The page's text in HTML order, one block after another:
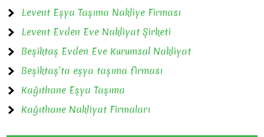
Levent Eşya Taşıma Nakliye Firması
Levent Evden Eve Nakliyat Şirketi
Beşiktaş Evden Eve Kurumsal Nakliyat
Beşiktaş’ta eşya taşıma firması
Kağıthane Eşya Taşıma
Kağıthane Nakliyat Firmaları